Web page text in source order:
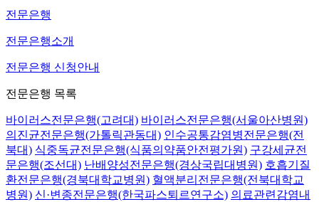
전문은행
전문은행소개
전문은행 신청안내
전문은행 목록
바이러스전문은행(고려대) 바이러스전문은행(서울아산병원)
의진균전문은행(가톨릭관동대) 인수공통감염병전문은행(전
북대) 식중독균전문은행(식품의약품안전평가원) 구강세균전
문은행(조선대) 난배양성전문은행(경상국립대병원) 호흡기질
환전문은행(경북대학교병원) 혈액분리전문은행(전북대학교
병원) 신·변종전문은행(한국파스퇴르연구소) 의료관련감염내